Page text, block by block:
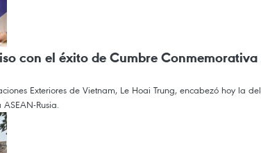
con el éxito de Cumbre Conmemorativa
Exteriores de Vietnam, Le Hoai Trung, encabezó hoy
Rusia.